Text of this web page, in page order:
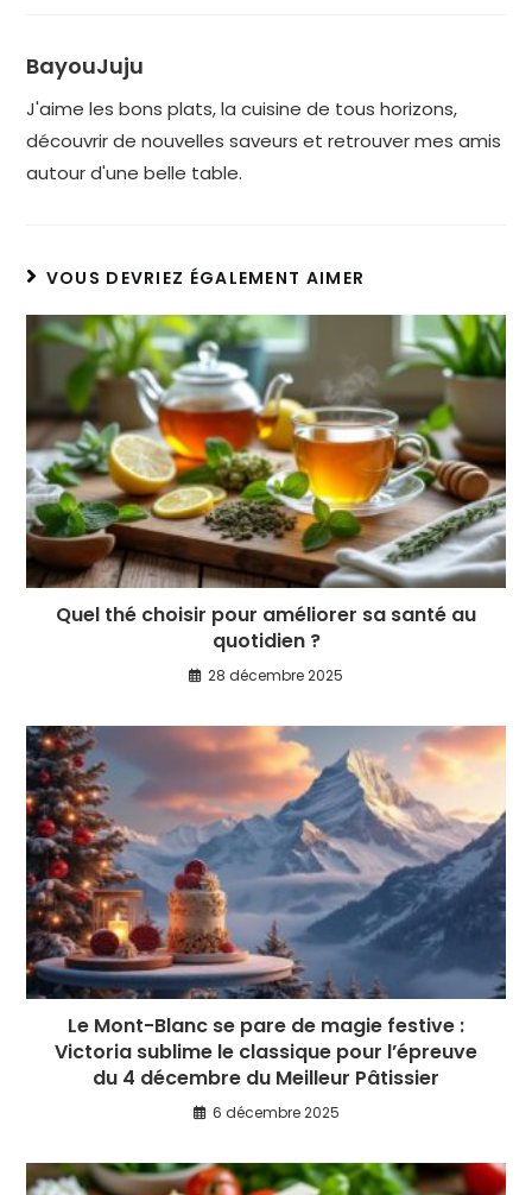
BayouJuju
J'aime les bons plats, la cuisine de tous horizons,
découvrir de nouvelles saveurs et retrouver mes amis
autour d'une belle table.
VOUS DEVRIEZ ÉGALEMENT AIMER
Quel thé choisir pour améliorer sa santé au
quotidien ?
28 décembre 2025
Le Mont-Blanc se pare de magie festive :
Victoria sublime le classique pour l’épreuve
du 4 décembre du Meilleur Pâtissier
6 décembre 2025